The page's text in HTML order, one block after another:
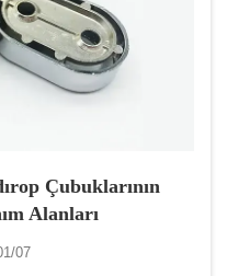
Çubuklarının
Alanları
07